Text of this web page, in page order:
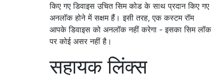
किए गए डिवाइस उचित सिम कोड के साथ प्रदान किए गए
अनलॉक होने में सक्षम हैं। इसी तरह, एक कस्टम रॉम
आपके डिवाइस को अनलॉक नहीं करेगा - इसका सिम लॉक
पर कोई असर नहीं है।
सहायक लिंक्स